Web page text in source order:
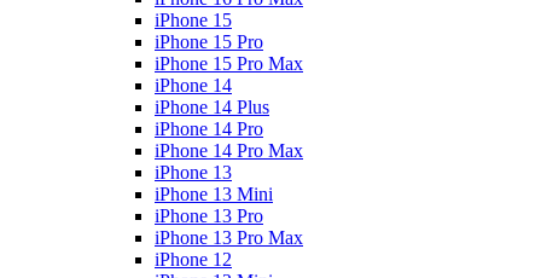
iPhone 15
iPhone 15 Pro
iPhone 15 Pro Max
iPhone 14
iPhone 14 Plus
iPhone 14 Pro
iPhone 14 Pro Max
iPhone 13
iPhone 13 Mini
iPhone 13 Pro
iPhone 13 Pro Max
iPhone 12